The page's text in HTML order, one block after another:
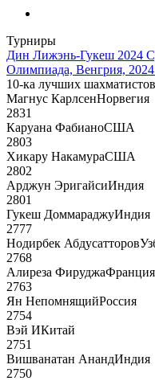
Турниры
Дин Лижэнь-Гукеш 2024
Олимпиада, Венгрия, 2024
10-ка лучших
Магнус КарлсенНорвегия
2831
Каруана ФабианоСША
2803
Хикару НакамураСША
2802
Арджун ЭригайсиИндия
2801
Гукеш ДоммараджуИндия
2777
Нодирбек Абдусатторов
2768
Алиреза ФируджаФранция
2763
Ян НепомнящийРоссия
2754
Вэй ИКитай
2751
Вишванатан АнандИндия
2750